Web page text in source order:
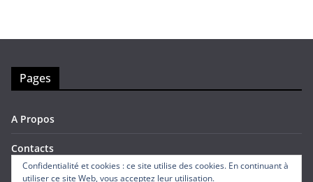
Pages
A Propos
Contacts
Confidentialité et cookies : ce site utilise des cookies. En continuant à
utiliser ce site Web, vous acceptez leur utilisation.